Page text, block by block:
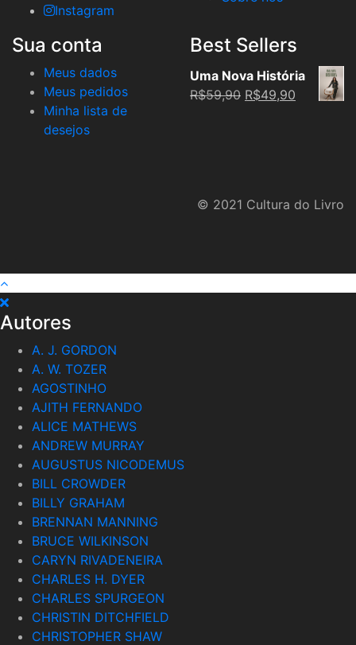
Instagram
Sua conta
Meus dados
Meus pedidos
Minha lista de
desejos
Best Sellers
Uma Nova História
R$59,90 Original
R$49,90 Current
© 2021 Cultura do Livro
Autores
A. J. GORDON
A. W. TOZER
AGOSTINHO
AJITH FERNANDO
ALICE MATHEWS
ANDREW MURRAY
AUGUSTUS NICODEMUS
BILL CROWDER
BILLY GRAHAM
BRENNAN MANNING
BRUCE WILKINSON
CARYN RIVADENEIRA
CHARLES H. DYER
CHARLES SPURGEON
CHRISTIN DITCHFIELD
CHRISTOPHER SHAW